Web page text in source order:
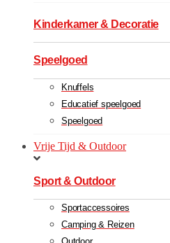
Kinderkamer & Decoratie
Speelgoed
Knuffels
Educatief speelgoed
Speelgoed
Vrije Tijd & Outdoor
Sport & Outdoor
Sportaccessoires
Camping & Reizen